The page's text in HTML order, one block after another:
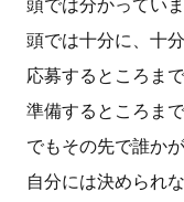
頭では分かっていま
頭では十分に、十
応募するところま
準備するところま
でもその先で誰か
自分には決められな